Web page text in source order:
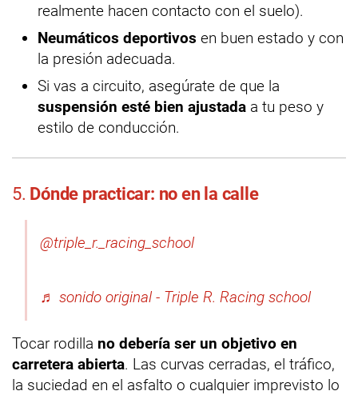
realmente hacen contacto con el suelo).
Neumáticos deportivos en buen estado y con
la presión adecuada.
Si vas a circuito, asegúrate de que la
suspensión esté bien ajustada a tu peso y
estilo de conducción.
5. Dónde practicar: no en la calle
@triple_r._racing_school
♬ sonido original - Triple R. Racing school
Tocar rodilla no debería ser un objetivo en
carretera abierta. Las curvas cerradas, el tráfico,
la suciedad en el asfalto o cualquier imprevisto lo